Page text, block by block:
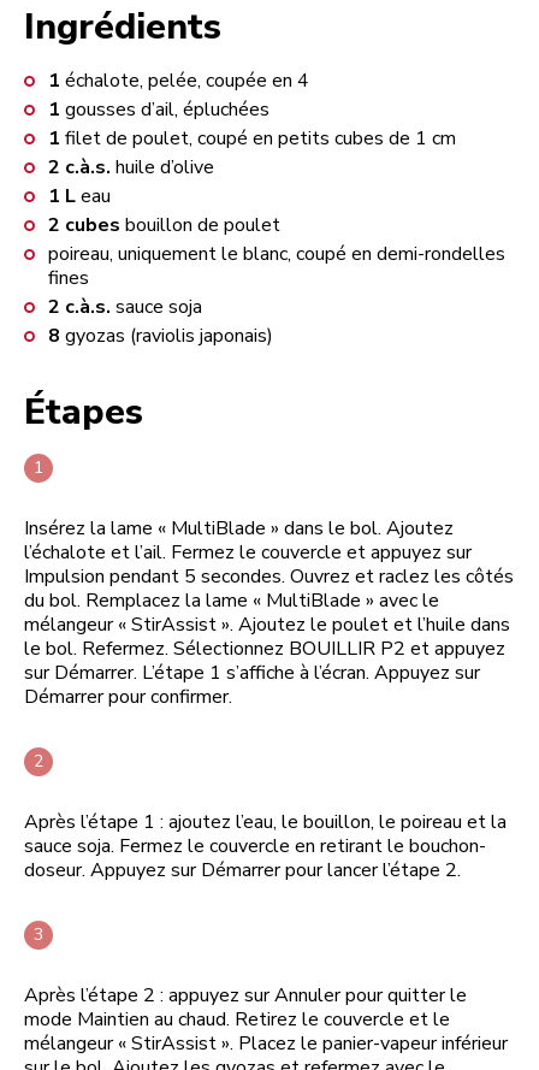
Ingrédients
1 échalote, pelée, coupée en 4
1 gousses d’ail, épluchées
1 filet de poulet, coupé en petits cubes de 1 cm
2 c.à.s. huile d’olive
1 Leau
2 cubes bouillon de poulet
poireau, uniquement le blanc, coupé en demi-rondelles
fines
2 c.à.s. sauce soja
8 gyozas (raviolis japonais)
Étapes
Insérez la lame « MultiBlade » dans le bol. Ajoutez
l’échalote et l’ail. Fermez le couvercle et appuyez sur
Impulsion pendant 5 secondes. Ouvrez et raclez les côtés
du bol. Remplacez la lame « MultiBlade » avec le
mélangeur « StirAssist ». Ajoutez le poulet et l’huile dans
le bol. Refermez. Sélectionnez BOUILLIR P2 et appuyez
sur Démarrer. L’étape 1 s’affiche à l’écran. Appuyez sur
Démarrer pour confirmer.
Après l’étape 1 : ajoutez l’eau, le bouillon, le poireau et la
sauce soja. Fermez le couvercle en retirant le bouchon-
doseur. Appuyez sur Démarrer pour lancer l’étape 2.
Après l’étape 2 : appuyez sur Annuler pour quitter le
mode Maintien au chaud. Retirez le couvercle et le
mélangeur « StirAssist ». Placez le panier-vapeur inférieur